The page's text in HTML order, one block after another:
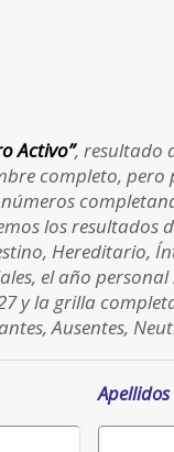
Activo”, resultado
completo, pero
los resultados
Hereditario,
el año
y la grilla
Ausentes,
Apellidos